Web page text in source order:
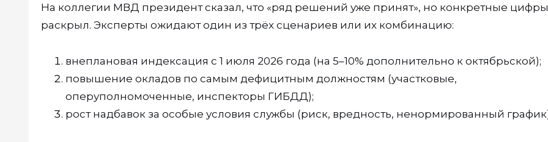
На коллегии МВД президент сказал, что «ряд решений уже принят», но конкретные
раскрыл. Эксперты ожидают один из трёх сценариев или их комбинацию:
внеплановая индексация с 1 июля 2026 года (на 5–10% дополнительно к октябрьской);
повышение окладов по самым дефицитным должностям (участковые,
оперуполномоченные, инспекторы ГИБДД);
рост надбавок за особые условия службы (риск, вредность, ненормированный